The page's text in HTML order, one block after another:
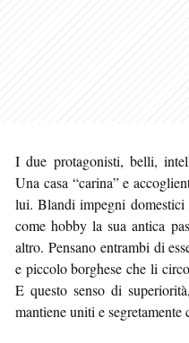
I due protagonisti, belli,
Una casa “carina” e
lui. Blandi impegni
come hobby la sua antica
altro. Pensano entrambi di
e piccolo borghese che li
E questo senso di
mantiene uniti e